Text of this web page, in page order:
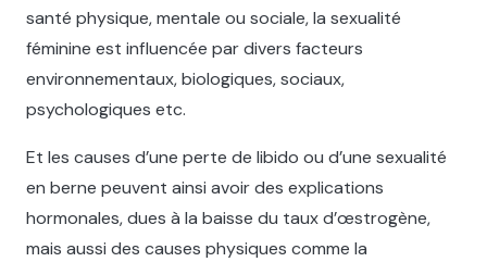
santé physique, mentale ou sociale, la sexualité
féminine est influencée par divers facteurs
environnementaux, biologiques, sociaux,
psychologiques etc.
Et les causes d’une perte de libido ou d’une sexualité
en berne peuvent ainsi avoir des explications
hormonales, dues à la baisse du taux d’œstrogène,
mais aussi des causes physiques comme la